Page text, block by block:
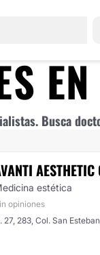
Busca
estética
opiniones
27, 283, Col. San